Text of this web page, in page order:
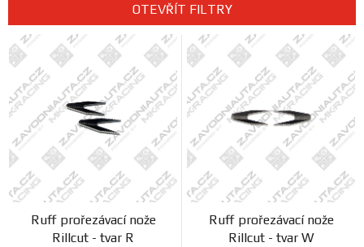
Ceníky
a
katalogy
Prodejny
n
í
p
r
o
u
k
t
OTEVŘÍT FILTRY
ý
i
s
p
r
o
d
Ruff prořezávací nože
Rillcut - tvar R
Ruff prořezávací nože
Rillcut - tvar W